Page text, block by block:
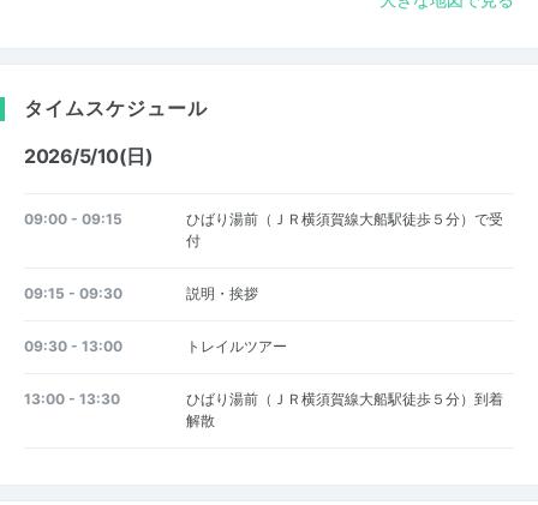
タイムスケジュール
2026/5/10(日)
09:00 - 09:15
ひばり湯前（ＪＲ横須賀線大船駅徒歩５分）で受
付
09:15 - 09:30 説明・挨拶
09:30 - 13:00 トレイルツアー
13:00 - 13:30
ひばり湯前（ＪＲ横須賀線大船駅徒歩５分）到着
解散